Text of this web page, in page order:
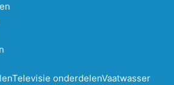
Televisie onderdelenVaatwasser